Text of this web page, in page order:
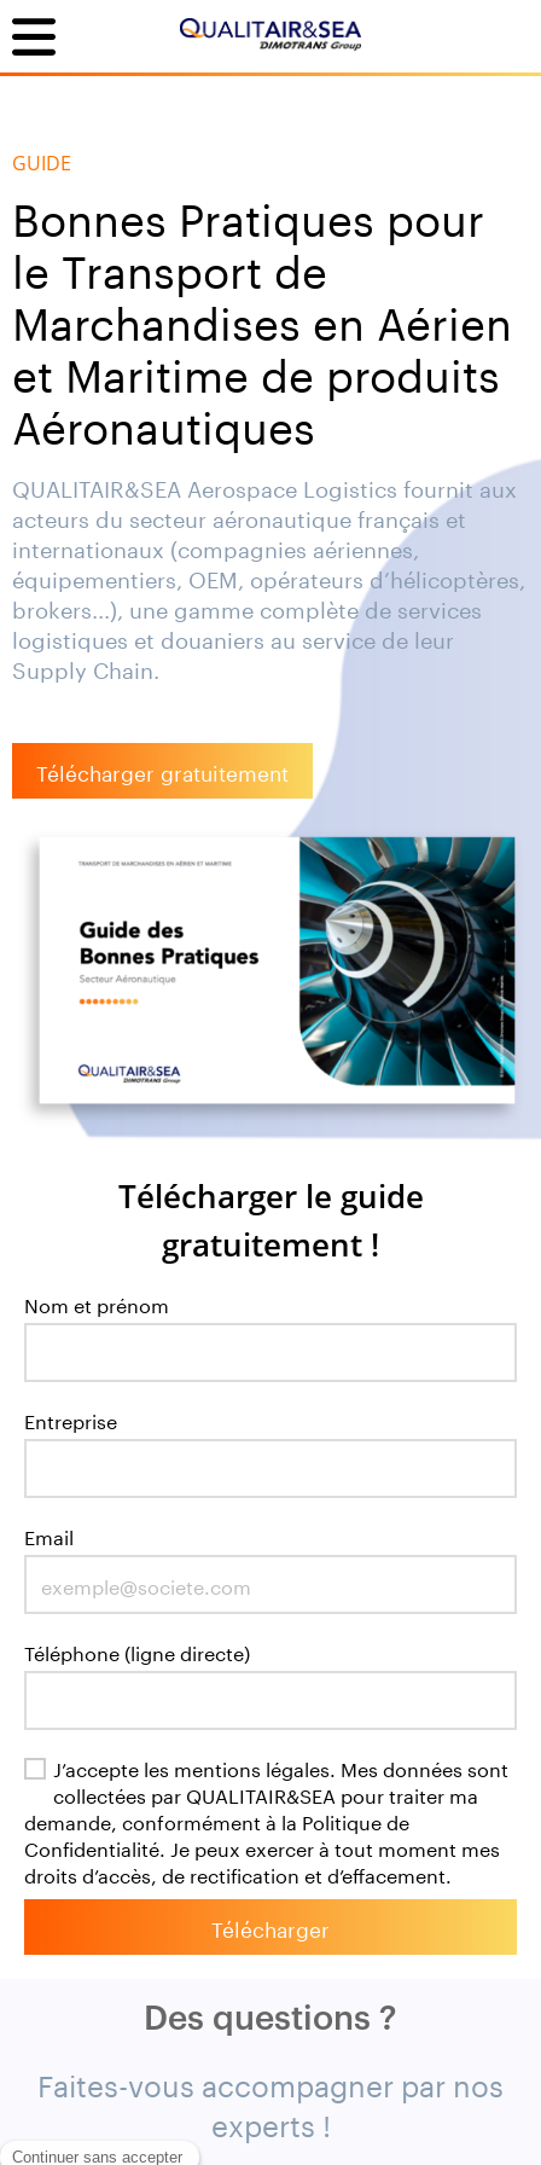
GUIDE
Bonnes Pratiques pour
le Transport de
Marchandises en Aérien
et Maritime de produits
Aéronautiques
QUALITAIR&SEA Aerospace Logistics fournit aux
acteurs du secteur aéronautique français et
internationaux (compagnies aériennes,
équipementiers, OEM, opérateurs d’hélicoptères,
brokers...), une gamme complète de services
logistiques et douaniers au service de leur
Supply Chain.
Télécharger gratuitement
Télécharger le guide
gratuitement !
Nom et prénom
Entreprise
Email
Téléphone (ligne directe)
J’accepte les mentions légales. Mes données sont
collectées par QUALITAIR&SEA pour traiter ma
demande, conformément à la Politique de
Confidentialité. Je peux exercer à tout moment mes
droits d’accès, de rectification et d’effacement.
Télécharger
Des questions ?
Faites-vous accompagner par nos
experts !